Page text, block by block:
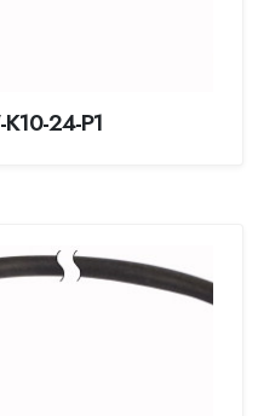
24-P1